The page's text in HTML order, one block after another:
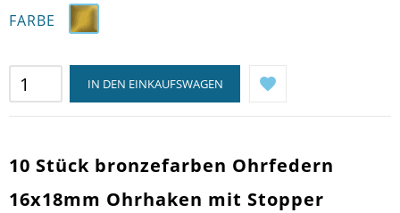
FARBE
IN DEN EINKAUFSWAGEN
10 Stück bronzefarben Ohrfedern
16x18mm Ohrhaken mit Stopper